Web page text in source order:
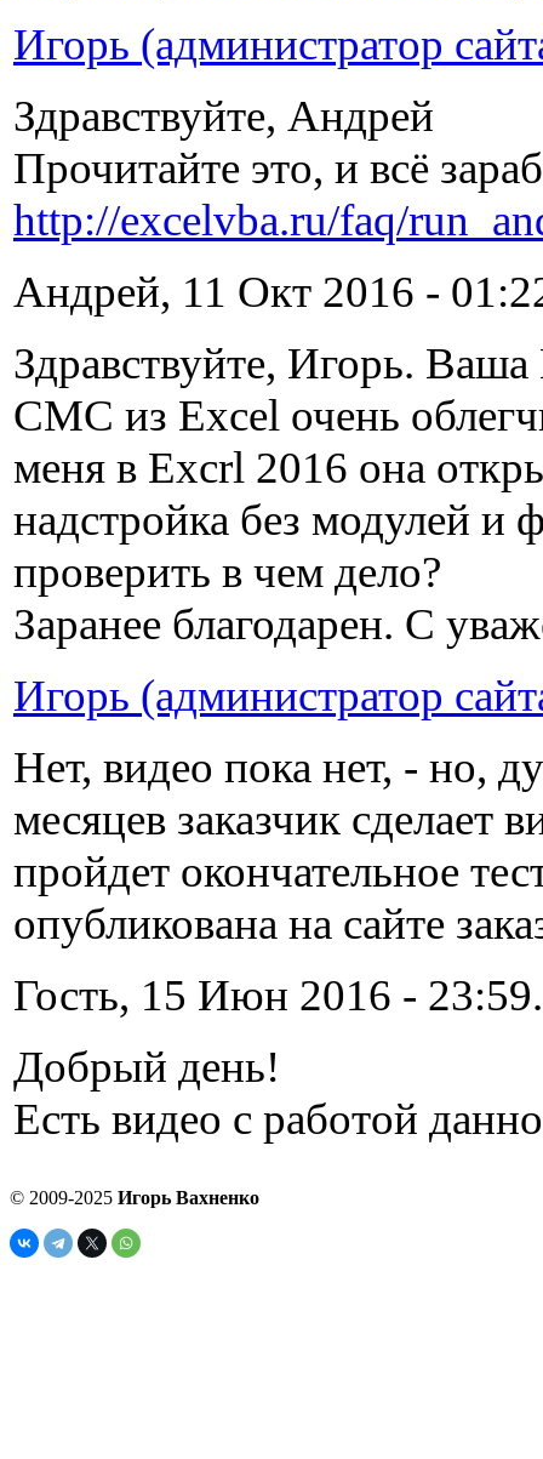
Игорь (администратор
Здравствуйте, Андрей
Прочитайте это, и всё
http://excelvba.ru/faq/
Андрей, 11 Окт 2016 -
Здравствуйте, Игорь.
СМС из Excel очень
меня в Excrl 2016 она
надстройка без модулей
проверить в чем дело?
Заранее благодарен. С
Игорь (администратор
Нет, видео пока нет, - но,
месяцев заказчик сделает
пройдет окончательное
опубликована на сайте
Гость, 15 Июн 2016 - 23:59.
Добрый день!
Есть видео с работой
© 2009-2025 Игорь Вахненко